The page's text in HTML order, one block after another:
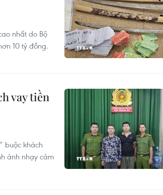
nhất do Bộ
10 tỷ đồng.
vay tiền
buộc khách
ảnh nhạy cảm